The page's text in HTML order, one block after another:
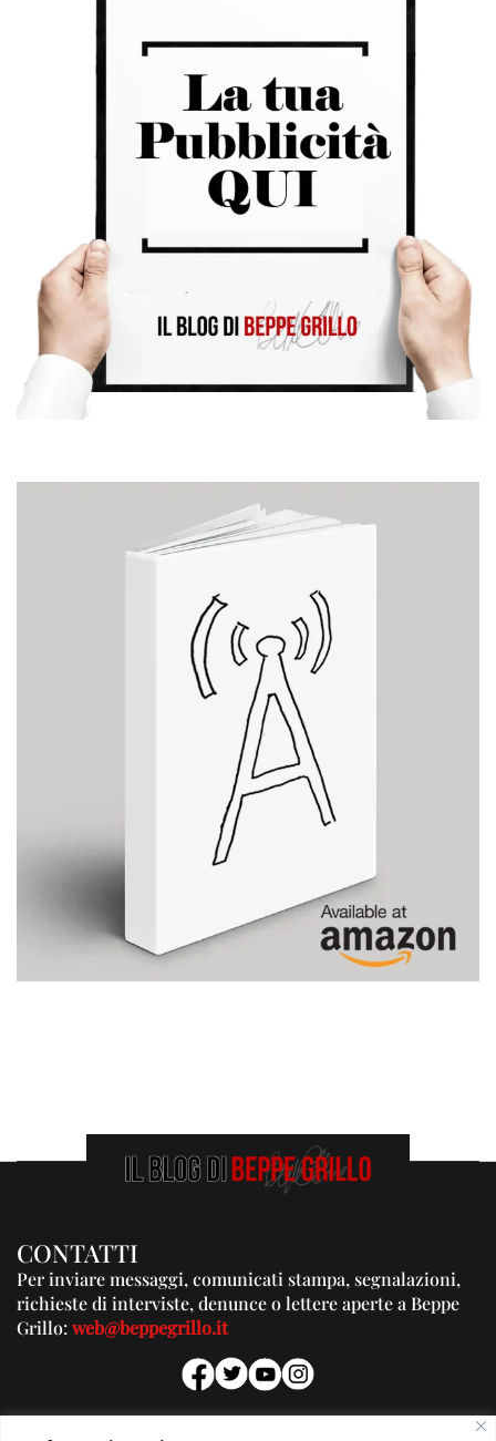
CONTATTI
Per inviare messaggi, comunicati stampa, segnalazioni,
richieste di interviste, denunce o lettere aperte a Beppe
Grillo:web@beppegrillo.it